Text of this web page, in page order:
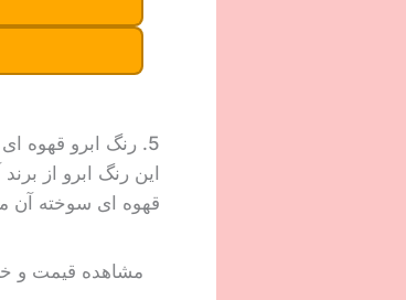
5. رنگ ابرو قهوه ای سوخته
قهوه ای سوخته آن
مشاهده قیمت و